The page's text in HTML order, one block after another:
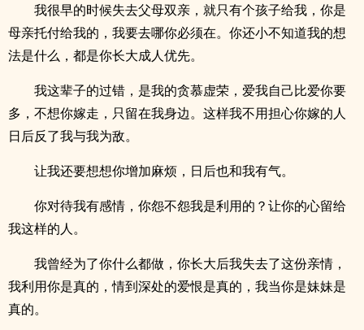
我很早的时候失去父母双亲，就只有个孩子给我，你是
母亲托付给我的，我要去哪你必须在。你还小不知道我的想
法是什么，都是你长大成人优先。
我这辈子的过错，是我的贪慕虚荣，爱我自己比爱你要
多，不想你嫁走，只留在我身边。这样我不用担心你嫁的人
日后反了我与我为敌。
让我还要想想你增加麻烦，日后也和我有气。
你对待我有感情，你怨不怨我是利用的？让你的心留给
我这样的人。
我曾经为了你什么都做，你长大后我失去了这份亲情，
我利用你是真的，情到深处的爱恨是真的，我当你是妹妹是
真的。